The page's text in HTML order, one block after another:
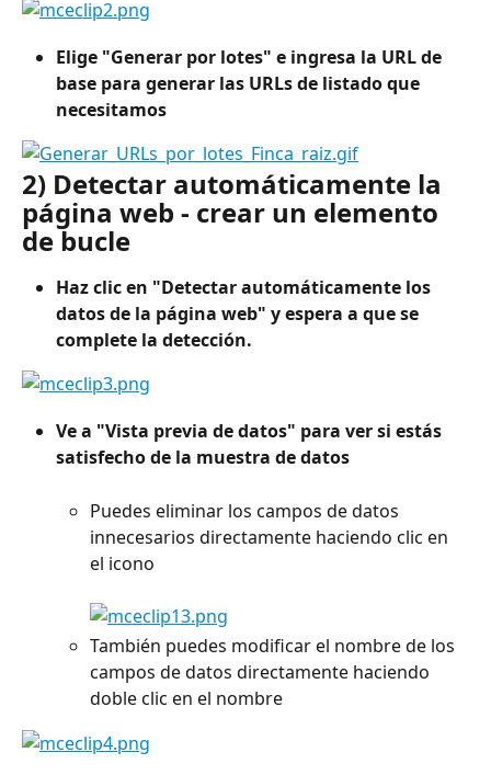
Elige "Generar por lotes" e ingresa la URL de
base para generar las URLs de listado que
necesitamos
2) Detectar automáticamente la
página web - crear un elemento
de bucle
Haz clic en "Detectar automáticamente los
datos de la página web" y espera a que se
complete la detección.
Ve a "Vista previa de datos" para ver si estás
satisfecho de la muestra de datos
Puedes eliminar los campos de datos
innecesarios directamente haciendo clic en
el icono
También puedes modificar el nombre de los
campos de datos directamente haciendo
doble clic en el nombre